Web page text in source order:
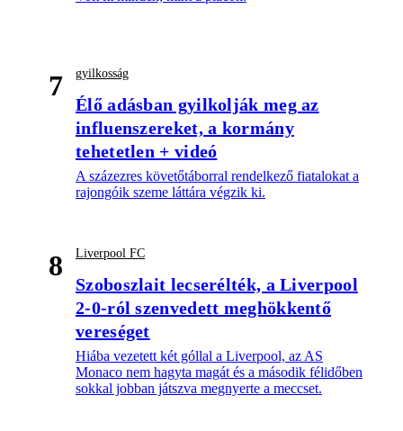
7 gyilkosság
Élő adásban gyilkolják meg az
influenszereket, a kormány
tehetetlen + videó
A százezres követőtáborral rendelkező fiatalokat a
rajongóik szeme láttára végzik ki.
8 Liverpool FC
Szoboszlait lecserélték, a Liverpool
2-0-ról szenvedett meghökkentő
vereséget
Hiába vezetett két góllal a Liverpool, az AS
Monaco nem hagyta magát és a második félidőben
sokkal jobban játszva megnyerte a meccset.